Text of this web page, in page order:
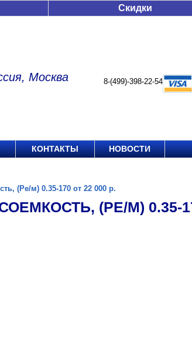
Скидки
Москва 8-(499)-398-22-54
КОНТАКТЫ НОВОСТИ
(Ре/м) 0.35-170 от 22 000 р.
(РЕ/М) 0.35-